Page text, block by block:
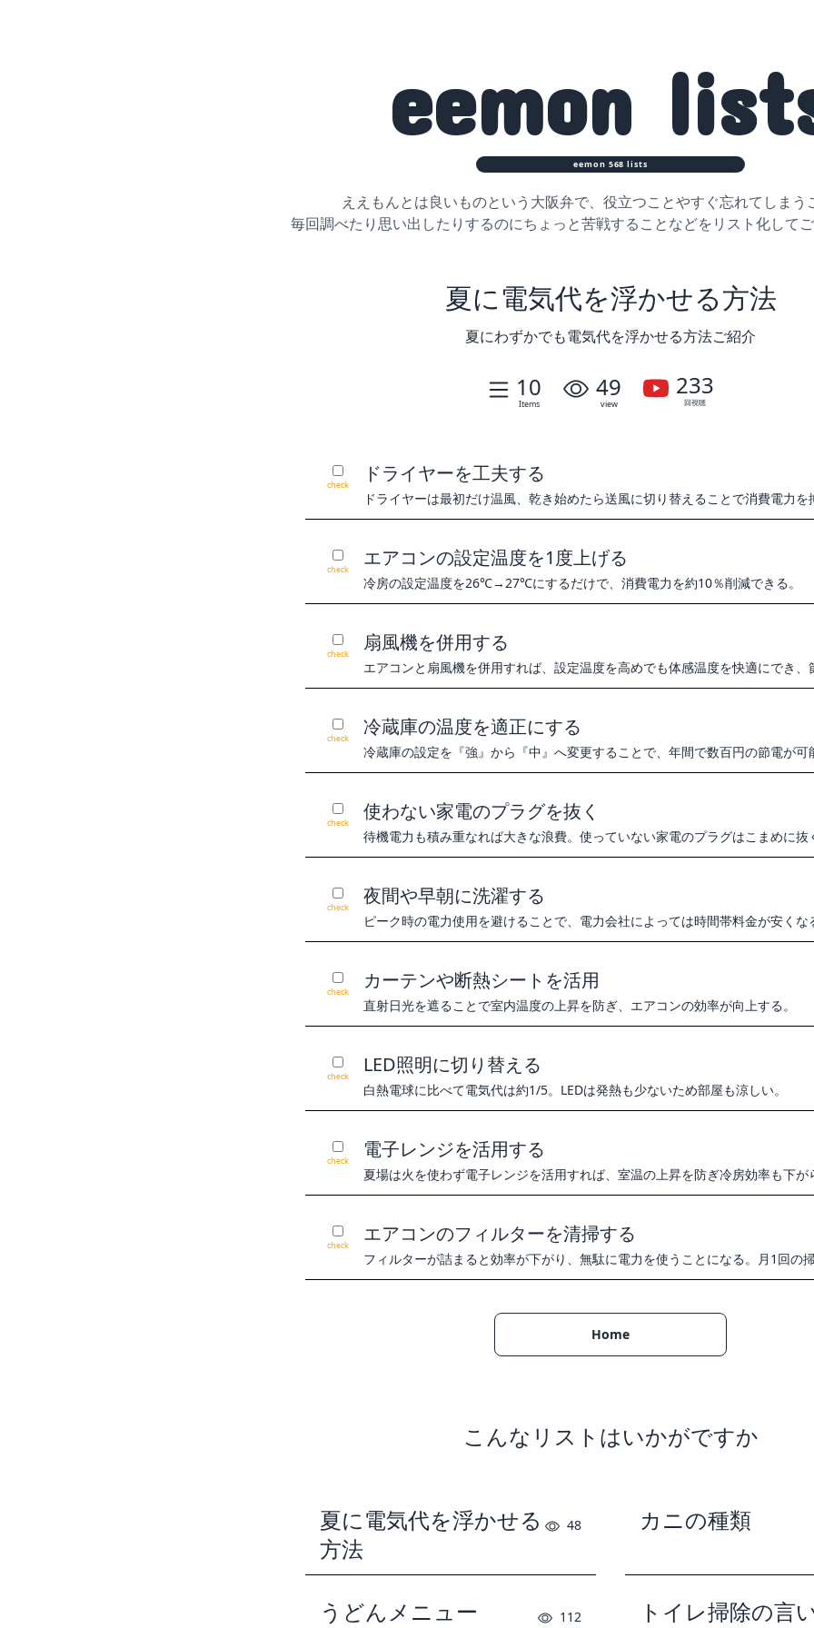
eemon
eemon 568 lists
ええもんとは良いものという大阪弁で、役立つことやすぐ忘れてしまう
毎回調べたり思い出したりするのにちょっと苦戦することなどをリスト化してご
夏に電気代を浮かせる方法
夏にわずかでも電気代を浮かせる方法ご紹介
10
Items
49
view
233
回視聴
check ドライヤーを工夫する
ドライヤーは最初だけ温風、乾き始めたら送風に切り替えることで消費電力を
check エアコンの設定温度を1度上げる
冷房の設定温度を26℃→27℃にするだけで、消費電力を約10％削減できる。
check 扇風機を併用する
エアコンと扇風機を併用すれば、設定温度を高めでも体感温度を快適にでき、
check 冷蔵庫の温度を適正にする
冷蔵庫の設定を『強』から『中』へ変更することで、年間で数百円の節電が可
check 使わない家電のプラグを抜く
待機電力も積み重なれば大きな浪費。使っていない家電のプラグはこまめに抜
check 夜間や早朝に洗濯する
ピーク時の電力使用を避けることで、電力会社によっては時間帯料金が安くな
check カーテンや断熱シートを活用
直射日光を遮ることで室内温度の上昇を防ぎ、エアコンの効率が向上する。
check LED照明に切り替える
白熱電球に比べて電気代は約1/5。LEDは発熱も少ないため部屋も涼しい。
check 電子レンジを活用する
夏場は火を使わず電子レンジを活用すれば、室温の上昇を防ぎ冷房効率も下が
check エアコンのフィルターを清掃する
フィルターが詰まると効率が下がり、無駄に電力を使うことになる。月1回の掃
Home
こんなリストはいかがですか
夏に電気代を浮かせる
方法
48 カニの種類
うどんメニュー 112
トイレ掃除の言